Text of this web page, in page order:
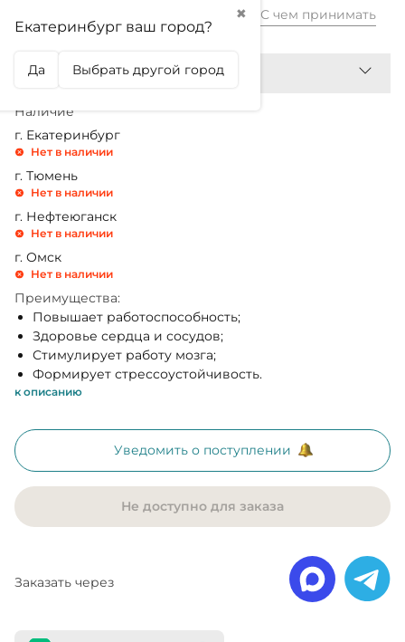
✖
Екатеринбург ваш город?
Да Выбрать другой город
840,99₽ С чем принимать
Наличие
г. Екатеринбург
Нет в наличии
г. Тюмень
Нет в наличии
г. Нефтеюганск
Нет в наличии
г. Омск
Нет в наличии
Преимущества:
Повышает работоспособность;
Здоровье сердца и сосудов;
Стимулирует работу мозга;
Формирует стрессоустойчивость.
к описанию
Уведомить о поступлении
Не доступно для заказа
Заказать через